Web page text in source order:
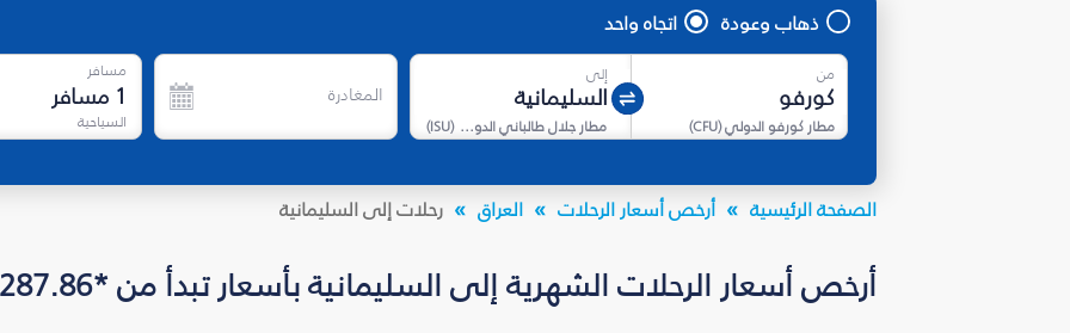
ذهاب وعودة اتجاه واحد
من
مطار كورفو الدولي(
CFU
)
إلى
مطار جلال طالباني الدولي (
ISU
)
المغادرة
مسافر
1 مسافر
السياحية
الصفحة الرئيسية أرخص أسعار الرحلات العراق رحلات إلى السليمانية‎
أرخص أسعار الرحلات الشهرية إلى السليمانية‎ بأسعار تبدأ من *EUR 1,287.86